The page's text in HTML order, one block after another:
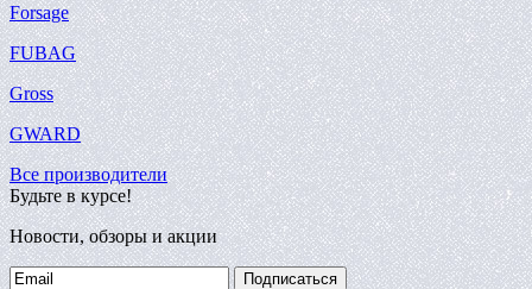
Forsage
FUBAG
Gross
GWARD
Все производители
Будьте в курсе!
Новости, обзоры и акции
Подписаться